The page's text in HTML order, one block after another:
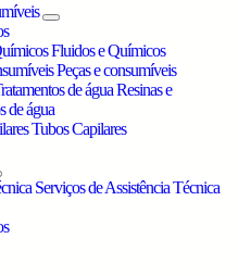
Fluidos e Químicos
Peças e consumíveis
de águaResinas e
de água
Tubos Capilares
Serviços de Assistência Técnica